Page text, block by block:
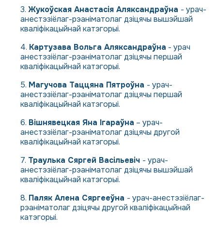
Жукоўская Анастасія Аляксандраўна - урач-
анестэзіёлаг-рэаніматолаг дзіцячы вышэйшай
кваліфікацыйнай катэгорыі.
Картузава Вольга Аляксандраўна - урач
анестэзіёлаг-рэаніматолаг дзіцячы першай
кваліфікацыйнай катэгорыі.
Магучова Таццяна Пятроўна - урач-
анестэзіёлаг-рэаніматолаг дзіцячы першай
кваліфікацыйнай катэгорыі.
Вішнявецкая Яна Ігараўна – урач-
анестэзіёлаг-рэаніматолаг дзіцячы другой
кваліфікацыйнай катэгорыі.
Траулька Сяргей Васільевіч - урач-
анестэзіёлаг-рэаніматолаг дзіцячы вышэйшай
кваліфікацыйнай катэгорыі.
Паляк Алена Сяргееўна - урач-анестэзіёлаг-
рэаніматолаг дзіцячы другой кваліфікацыйнай
катэгорыі.